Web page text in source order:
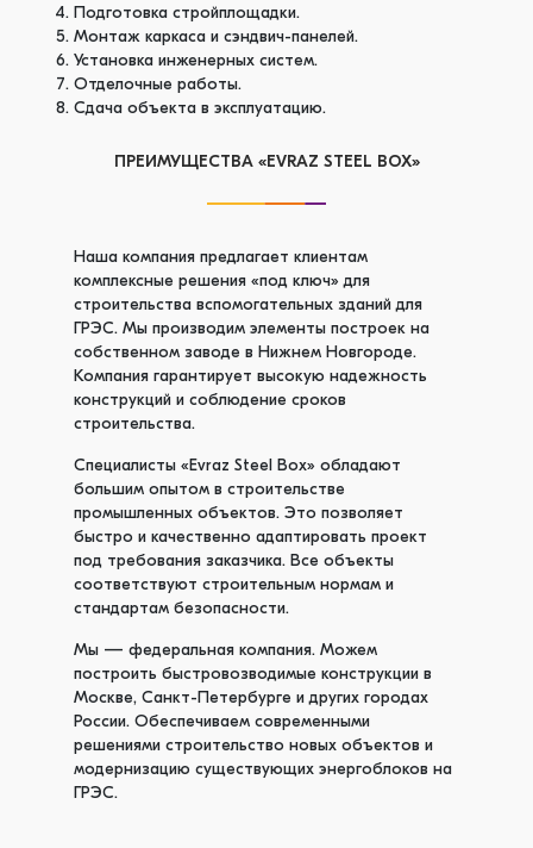
Подготовка стройплощадки.
Монтаж каркаса и сэндвич-панелей.
Установка инженерных систем.
Отделочные работы.
Сдача объекта в эксплуатацию.
ПРЕИМУЩЕСТВА «EVRAZ STEEL BOX»
Наша компания предлагает клиентам
комплексные решения «под ключ» для
строительства вспомогательных зданий для
ГРЭС. Мы производим элементы построек на
собственном заводе в Нижнем Новгороде.
Компания гарантирует высокую надежность
конструкций и соблюдение сроков
строительства.
Специалисты «Evraz Steel Box» обладают
большим опытом в строительстве
промышленных объектов. Это позволяет
быстро и качественно адаптировать проект
под требования заказчика. Все объекты
соответствуют строительным нормам и
стандартам безопасности.
Мы — федеральная компания. Можем
построить быстровозводимые конструкции в
Москве, Санкт-Петербурге и других городах
России. Обеспечиваем современными
решениями строительство новых объектов и
модернизацию существующих энергоблоков на
ГРЭС.